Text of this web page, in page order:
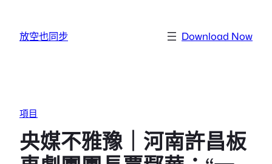
放空也同步 Download Now
項目
央媒不雅豫｜河南許昌板